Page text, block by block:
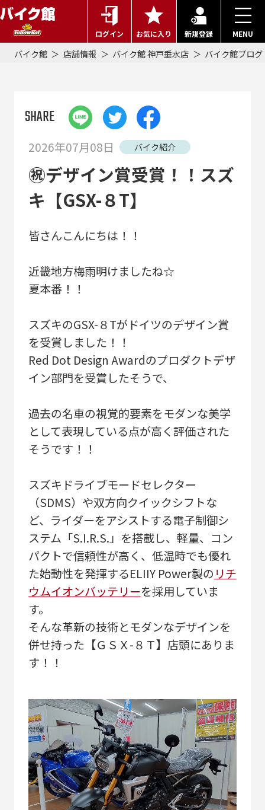
ログイン お気に入り 新規登録 MENU
バイク館 店舗情報 バイク館 神戸垂水店 バイク館ブログ
SHARE
2026年07月08日 バイク紹介
㊗デザイン賞受賞！！スズ
キ【GSX-８T】
皆さんこんにちは！！
近畿地方梅雨明けましたね☆
夏本番！！
スズキのGSX-８Tがドイツのデザイン賞
を受賞しました！！
Red Dot Design Awardのプロダクトデザ
イン部門を受賞したそうで、
過去の名車の視覚的要素をモダンな美学
として表現している点が高く評価された
そうです！！
スズキドライブモードセレクター
（SDMS）や双方向クイックシフトな
ど、ライダーをアシストする電子制御シ
ステム「S.I.R.S.」を搭載し、軽量、コン
パクトで信頼性が高く、低温時でも優れ
た始動性を発揮するELIIY Power製の リチ
ウムイオンバッテリーを採用していま
す。
そんな革新の技術とモダンなデザインを
併せ持った【ＧＳＸ-８Ｔ】店頭にありま
す！！